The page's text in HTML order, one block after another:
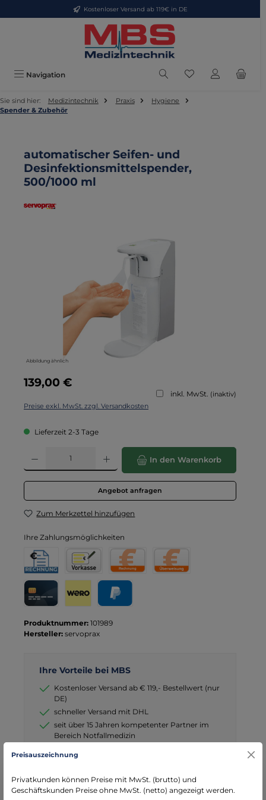
Zum Hauptinhalt springenKostenloser Versand ab 119€ in DE
Navigation Du hast 0
Sie sind hier: Medizintechnik Praxis
Hygiene
Spender & Zubehör
automatischer Seifen- und
Desinfektionsmittelspender,
500/1000 ml
Abbildung ähnlich
Regulärer Preis:
139,00 €
inkl. MwSt. (inaktiv)
Preise exkl. MwSt. zzgl. Versandkosten
Lieferzeit 2-3 Tage
Produkt Anzahl: Gib den gewünschten Wert ein oder benutze die
In den Warenkorb
Angebot anfragen
Zum Merkzettel hinzufügen
Ihre Zahlungsmöglichkeiten
Produktnummer: 101989
Hersteller: servoprax
Ihre Vorteile bei MBS
Kostenloser Versand ab € 119,- Bestellwert (nur
DE)
schneller Versand mit DHL
seit über 15 Jahren kompetenter Partner im
Bereich Notfallmedizin
Preisauszeichnung
Privatkunden können Preise mit MwSt. (brutto) und
Geschäftskunden Preise ohne MwSt. (netto) angezeigt werden.